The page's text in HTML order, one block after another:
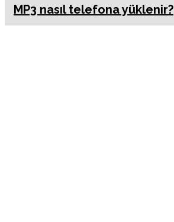
MP3 nasıl telefona yüklenir?